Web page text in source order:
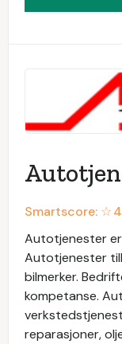
Smartscore: ☆
Autotjenester
Autotjenester
bilmerker.
kompetanse.
reparasjoner,